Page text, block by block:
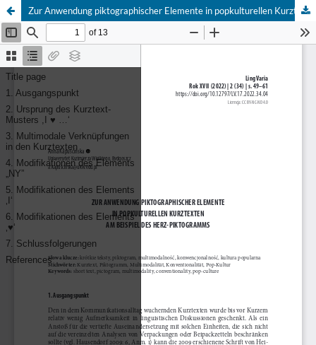
Zur Anwendung piktographischer Elemente in popkulturellen Kurztexten am Beispiel des Herz-Piktogramms